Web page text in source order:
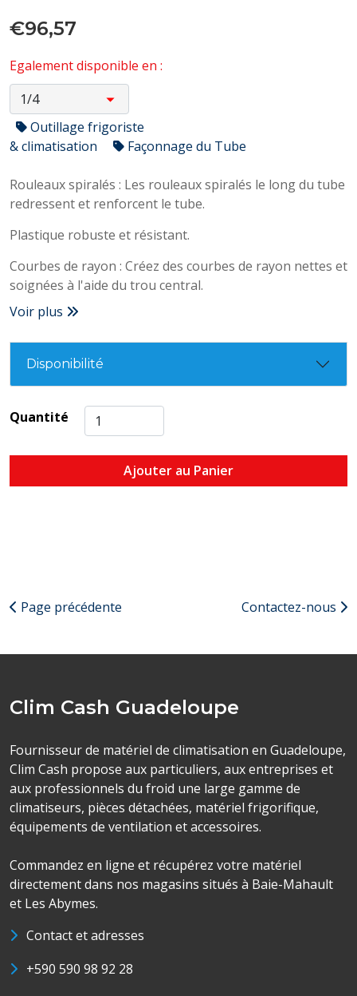
€96,57
Egalement disponible en :
Outillage frigoriste
& climatisation
Façonnage du Tube
Rouleaux spiralés : Les rouleaux spiralés le long du tube
redressent et renforcent le tube.
Plastique robuste et résistant.
Courbes de rayon : Créez des courbes de rayon nettes et
soignées à l'aide du trou central.
Voir plus
Disponibilité
Quantité
Ajouter au Panier
Page précédente Contactez-nous
Clim Cash Guadeloupe
Fournisseur de matériel de climatisation en Guadeloupe,
Clim Cash propose aux particuliers, aux entreprises et
aux professionnels du froid une large gamme de
climatiseurs, pièces détachées, matériel frigorifique,
équipements de ventilation et accessoires.
Commandez en ligne et récupérez votre matériel
directement dans nos magasins situés à Baie-Mahault
et Les Abymes.
Contact et adresses
+590 590 98 92 28